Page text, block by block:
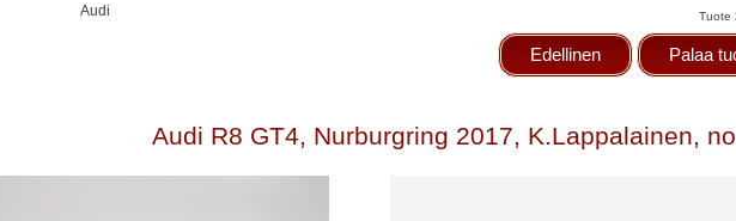
Audi Tuote
Edellinen Palaa
Audi R8 GT4, Nurburgring 2017, K.Lappalainen,